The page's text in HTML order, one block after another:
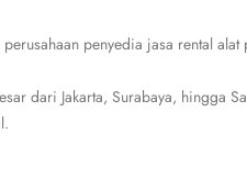
penyedia jasa rental
dari Jakarta, Surabaya, hingga